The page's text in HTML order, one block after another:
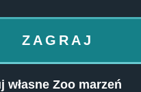
ZAGRAJ
własne Zoo marzeń